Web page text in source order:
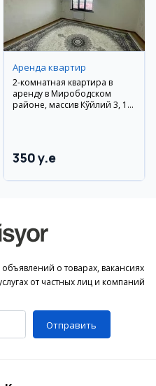
Аренда квартир
2-комнатная квартира в
аренду в Мирободском
районе, массив Кўйлий 3, 10
350 y.e
о товарах, вакансиях
от частных лиц и компаний
Отправить